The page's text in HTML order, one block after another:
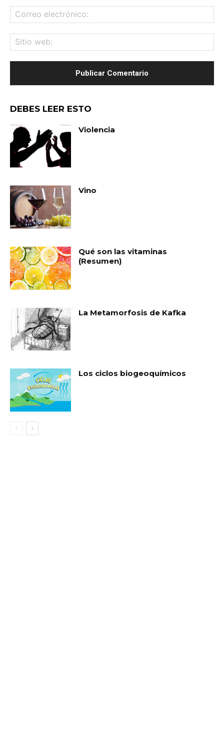
DEBES LEER ESTO
Violencia
Vino
Qué son las vitaminas
(Resumen)
La Metamorfosis de Kafka
Los ciclos biogeoquímicos